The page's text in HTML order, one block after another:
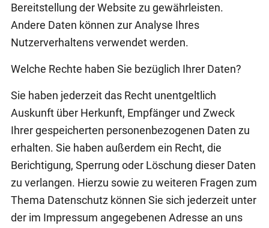
Bereitstellung der Website zu gewährleisten.
Andere Daten können zur Analyse Ihres
Nutzerverhaltens verwendet werden.
Welche Rechte haben Sie bezüglich Ihrer Daten?
Sie haben jederzeit das Recht unentgeltlich
Auskunft über Herkunft, Empfänger und Zweck
Ihrer gespeicherten personenbezogenen Daten zu
erhalten. Sie haben außerdem ein Recht, die
Berichtigung, Sperrung oder Löschung dieser Daten
zu verlangen. Hierzu sowie zu weiteren Fragen zum
Thema Datenschutz können Sie sich jederzeit unter
der im Impressum angegebenen Adresse an uns